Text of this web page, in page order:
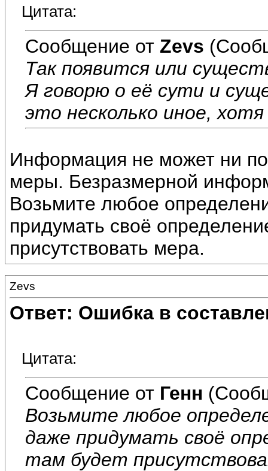
Цитата:
Сообщение от Zevs
Так появится или
Я говорю о её сути и
это несколько иное,
Информация не может ни
меры. Безразмерной
Возьмите любое
придумать своё
присутствовать мера.
Zevs
Ответ: Ошибка в
Цитата:
Сообщение от Генн
Возьмите любое
даже придумать своё
там будет